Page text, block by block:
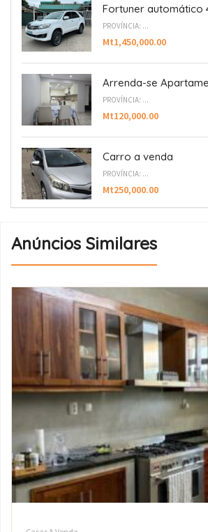
Fortuner automático
PROVÍNCIA: ...
Mt1,450,000.00
Arrenda-se
PROVÍNCIA: ...
Mt120,000.00
Carro a venda
PROVÍNCIA: ...
Mt250,000.00
Anúncios Similares